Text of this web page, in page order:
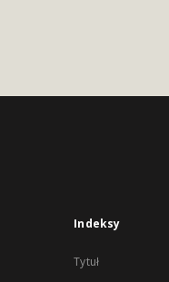
Indeksy
Tytuł